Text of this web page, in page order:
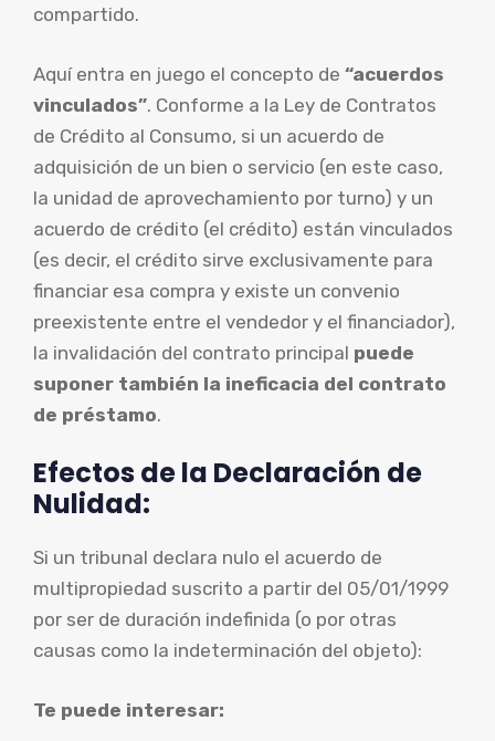
compartido.
Aquí entra en juego el concepto de “acuerdos
vinculados”. Conforme a la Ley de Contratos
de Crédito al Consumo, si un acuerdo de
adquisición de un bien o servicio (en este caso,
la unidad de aprovechamiento por turno) y un
acuerdo de crédito (el crédito) están vinculados
(es decir, el crédito sirve exclusivamente para
financiar esa compra y existe un convenio
preexistente entre el vendedor y el financiador),
la invalidación del contrato principal puede
suponer también la ineficacia del contrato
de préstamo.
Efectos de la Declaración de
Nulidad:
Si un tribunal declara nulo el acuerdo de
multipropiedad suscrito a partir del 05/01/1999
por ser de duración indefinida (o por otras
causas como la indeterminación del objeto):
Te puede interesar: